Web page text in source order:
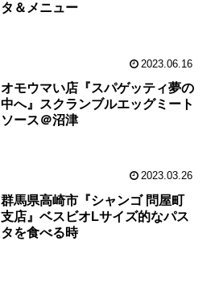
タ＆メニュー
2023.06.16
オモウマい店『スパゲッティ夢の
中へ』スクランブルエッグミート
ソース＠沼津
2023.03.26
群馬県高崎市『シャンゴ 問屋町
支店』ベスビオLサイズ的なパス
タを食べる時